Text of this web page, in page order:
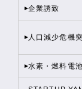
企業誘致
人口減少危機
水素・燃料電